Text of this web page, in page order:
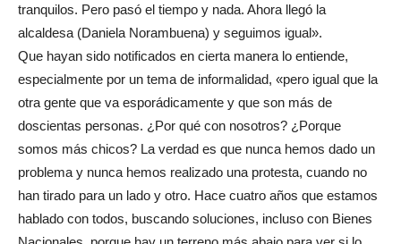
tranquilos. Pero pasó el tiempo y nada. Ahora llegó la
alcaldesa (Daniela Norambuena) y seguimos igual».
Que hayan sido notificados en cierta manera lo entiende,
especialmente por un tema de informalidad, «pero igual que la
otra gente que va esporádicamente y que son más de
doscientas personas. ¿Por qué con nosotros? ¿Porque
somos más chicos? La verdad es que nunca hemos dado un
problema y nunca hemos realizado una protesta, cuando no
han tirado para un lado y otro. Hace cuatro años que estamos
hablado con todos, buscando soluciones, incluso con Bienes